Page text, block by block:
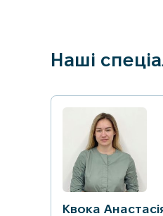
Наші
Квока